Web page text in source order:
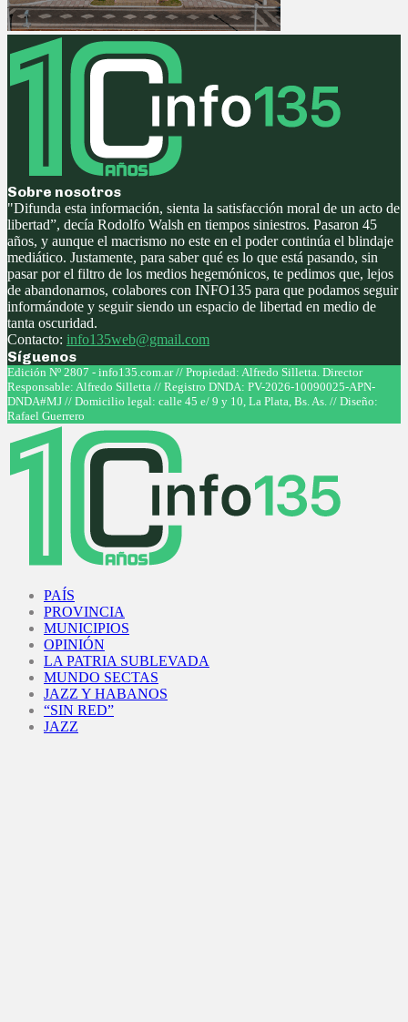
Sobre nosotros
"Difunda esta información, sienta la satisfacción moral de un acto de
libertad”, decía Rodolfo Walsh en tiempos siniestros. Pasaron 45
años, y aunque el macrismo no este en el poder continúa el blindaje
mediático. Justamente, para saber qué es lo que está pasando, sin
pasar por el filtro de los medios hegemónicos, te pedimos que, lejos
de abandonarnos, colabores con INFO135 para que podamos seguir
informándote y seguir siendo un espacio de libertad en medio de
tanta oscuridad.
Contacto: info135web@gmail.com
Síguenos
Facebook
Twitter
Instagram
Youtube
Edición Nº 2807 - info135.com.ar // Propiedad: Alfredo Silletta. Director
Responsable: Alfredo Silletta // Registro DNDA: PV-2026-10090025-APN-
DNDA#MJ // Domicilio legal: calle 45 e/ 9 y 10, La Plata, Bs. As. // Diseño:
Rafael Guerrero
PAÍS
PROVINCIA
MUNICIPIOS
OPINIÓN
LA PATRIA SUBLEVADA
MUNDO SECTAS
JAZZ Y HABANOS
“SIN RED”
JAZZ